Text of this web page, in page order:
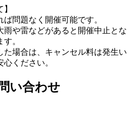
問題なく開催可能です。
雨や雷などがあると開催中止とな
。
た場合は、キャンセル料は発生い
ください。
い合わせ